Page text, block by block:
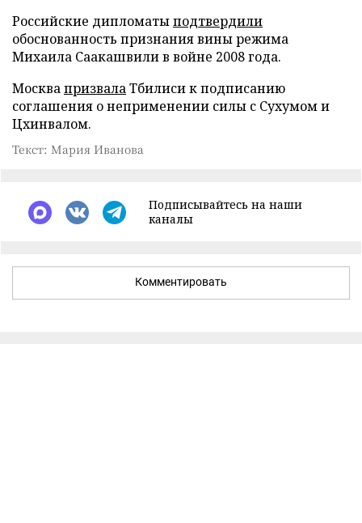
Российские дипломатыподтвердили
обоснованность признания вины режима
Михаила Саакашвили в войне 2008 года.
МосквапризвалаТбилиси к подписанию
соглашения о неприменении силы с Сухумом и
Цхинвалом.
Текст: Мария Иванова
Подписывайтесь на наши
каналы
Комментировать